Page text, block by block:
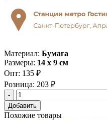
Материал: Бумага
Размеры: 14 х 9 см
Опт: 135 ₽
Розница: 203 ₽
Добавить
Похожие товары